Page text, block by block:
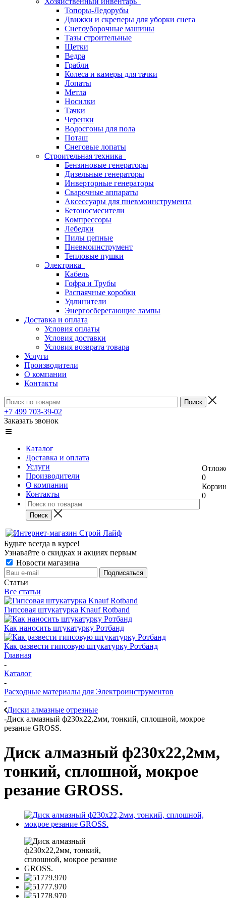
Топоры-Ледорубы
Движки и скреперы для уборки снега
Снегоуборочные машины
Тазы строительные
Щетки
Ведра
Грабли
Колеса и камеры для тачки
Лопаты
Метла
Носилки
Тачки
Черенки
Водосгоны для пола
Поташ
Снеговые лопаты
Строительная техника
Бензиновые генераторы
Дизельные генераторы
Инверторные генераторы
Сварочные аппараты
Аксессуары для пневмоинструмента
Бетоносмесители
Компрессоры
Лебедки
Пилы цепные
Пневмоинструмент
Тепловые пушки
Электрика
Кабель
Гофра и Трубы
Распаячные коробки
Удлинители
Энергосберегающие лампы
Доставка и оплата
Условия оплаты
Условия доставки
Условия возврата товара
Услуги
Производители
О компании
Контакты
+7 499 703-39-02
Заказать звонок
Каталог
Доставка и оплата
Услуги
Производители
О компании
Контакты
0
0
Будьте всегда в курсе!
Узнавайте о скидках и акциях первым
Новости магазина
Статьи
Все статьи
Гипсовая штукатурка Knauf Rotband
Как наносить штукатурку Ротбанд
Как развести гипсовую штукатурку Ротбанд
Главная
-
Каталог
-
Расходные материалы для Электроинструментов
-
Диски алмазные отрезные
-Диск алмазный ф230х22,2мм, тонкий, сплошной, мокрое
резание GROSS.
Диск алмазный ф230х22,2мм,
тонкий, сплошной, мокрое
резание GROSS.